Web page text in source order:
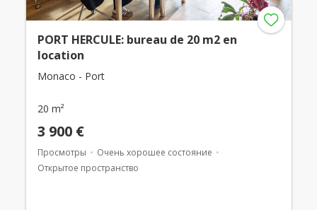
PORT HERCULE: bureau de 20 m2 en
location
Monaco - Port
20 m²
3 900 €
Просмотры
Очень хорошее состояние
Открытое пространство